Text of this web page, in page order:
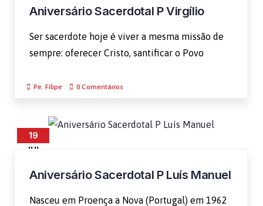
Aniversário Sacerdotal P Virgílio
Ser sacerdote hoje é viver a mesma missão de
sempre: oferecer Cristo, santificar o Povo
Pe. Filipe 0 Comentários
19
JUL
Aniversário Sacerdotal P Luís Manuel
Nasceu em Proença a Nova (Portugal) em 1962